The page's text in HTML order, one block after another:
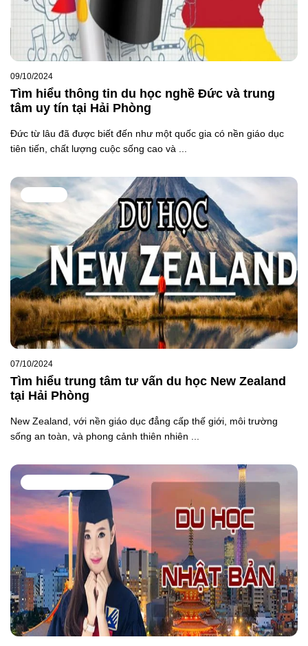
09/10/2024
Tìm hiểu thông tin du học nghề Đức và trung
tâm uy tín tại Hải Phòng
Đức từ lâu đã được biết đến như một quốc gia có nền giáo dục
tiên tiến, chất lượng cuộc sống cao và ...
07/10/2024
Tìm hiểu trung tâm tư vấn du học New Zealand
tại Hải Phòng
New Zealand, với nền giáo dục đẳng cấp thế giới, môi trường
sống an toàn, và phong cảnh thiên nhiên ...